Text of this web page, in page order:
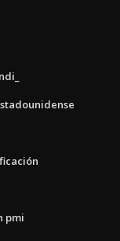
pmi